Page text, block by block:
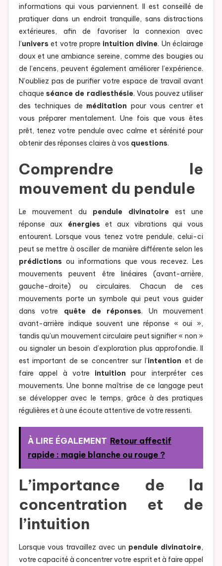
informations qui vous parviennent. Il est conseillé de
pratiquer dans un endroit tranquille, sans distractions
extérieures, afin de favoriser la connexion avec
l’univers et votre propre intuition divine. Un éclairage
doux et une ambiance sereine, comme des bougies ou
de l’encens, peuvent également améliorer l’expérience.
N’oubliez pas de purifier votre espace de travail avant
chaqueséance de radiesthésie. Vous pouvez utiliser
des techniques de méditation pour vous centrer et
vous préparer mentalement. Une fois que vous êtes
prêt, tenez votre pendule avec calme et sérénité pour
obtenir des réponses claires à vos questions.
Comprendre le
mouvement du pendule
Le mouvement du pendule divinatoire est une
réponse aux énergies et aux vibrations qui vous
entourent. Lorsque vous tenez votre pendule, celui-ci
peut se mettre à osciller de manière différente selon les
prédictions ou informations que vous recevez. Les
mouvements peuvent être linéaires (avant-arrière,
gauche-droite) ou circulaires. Chacun de ces
mouvements porte un symbole qui peut vous guider
dans votre quête de réponses. Un mouvement
avant-arrière indique souvent une réponse « oui »,
tandis qu’un mouvement circulaire peut signifier « non »
ou signaler un besoin d’exploration plus approfondie. Il
est important de se concentrer sur l’intention et de
faire appel à votre intuition pour interpréter ces
mouvements. Une bonne maîtrise de ce langage peut
se développer avec le temps, grâce à des pratiques
régulières et à une écoute attentive de votre ressenti.
À LIRE ÉGALEMENT Retour affectif
rapide : magie blanche ou rouge ?
L’importance de la
concentration et de
l’intuition
Lorsque vous travaillez avec un pendule divinatoire,
votre capacité à concentrer votre esprit et à faire appel